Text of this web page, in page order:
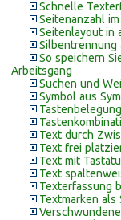
Schnelle
Seitenanzahl
Seitenlayout in
Silbentrennung
So speichern
Arbeitsgang
Suchen und
Symbol aus
Text durch
Text frei
Text mit
Text
Texterfassung
Textmarken als